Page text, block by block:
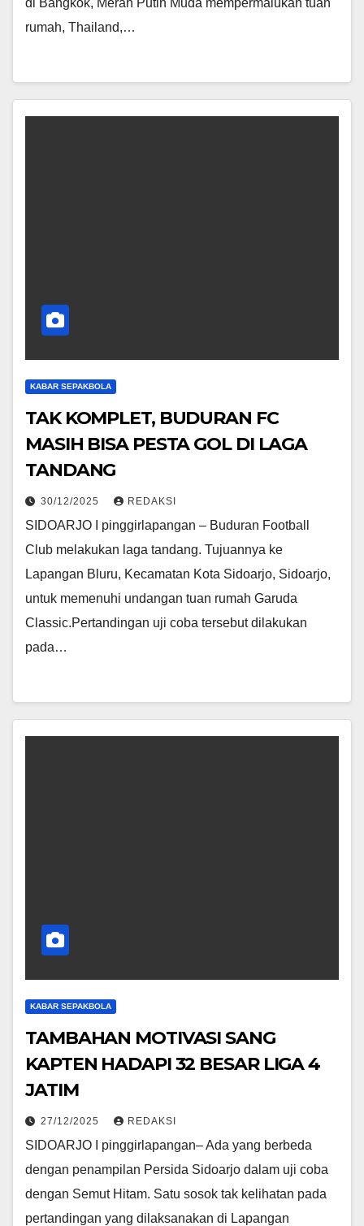
di Bangkok, Merah Putih Muda mempermalukan tuan
rumah, Thailand,…
KABAR SEPAKBOLA
TAK KOMPLET, BUDURAN FC
MASIH BISA PESTA GOL DI LAGA
TANDANG
30/12/2025 REDAKSI
SIDOARJO I pinggirlapangan – Buduran Football
Club melakukan laga tandang. Tujuannya ke
Lapangan Bluru, Kecamatan Kota Sidoarjo, Sidoarjo,
untuk memenuhi undangan tuan rumah Garuda
Classic.Pertandingan uji coba tersebut dilakukan
pada…
KABAR SEPAKBOLA
TAMBAHAN MOTIVASI SANG
KAPTEN HADAPI 32 BESAR LIGA 4
JATIM
27/12/2025 REDAKSI
SIDOARJO I pinggirlapangan– Ada yang berbeda
dengan penampilan Persida Sidoarjo dalam uji coba
dengan Semut Hitam. Satu sosok tak kelihatan pada
pertandingan yang dilaksanakan di Lapangan